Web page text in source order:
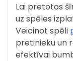
Lai pretotos
uz spēles
Veicinot spēli
pretinieku un
efektīvai